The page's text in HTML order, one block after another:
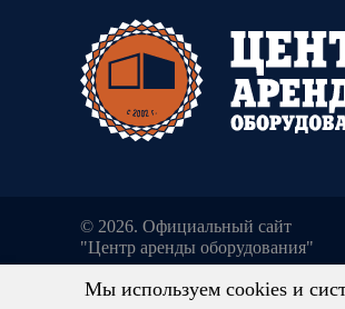
© 2026. Официальный сайт
"Центр аренды оборудования"
Сведения о ценах,
Мы используем cookies и